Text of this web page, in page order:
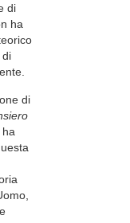
di
ha
di
di
ha